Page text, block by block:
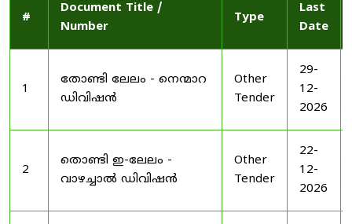
#
Document Title /
Number
Type
Last
Date
1
തോണ്ടി ലേലം - നെന്മാറ
ഡിവിഷൻ
Other
Tender
29-
12-
2026
2
തൊണ്ടി ഇ-ലേലം -
വാഴച്ചാൽ ഡിവിഷൻ
Other
Tender
22-
12-
2026